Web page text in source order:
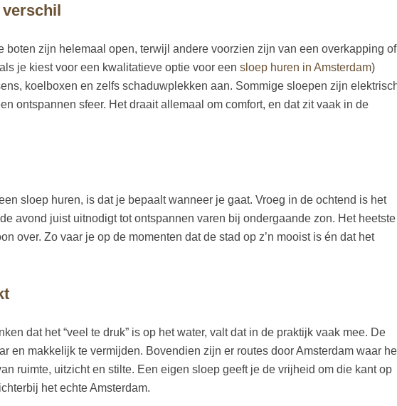
verschil
boten zijn helemaal open, terwijl andere voorzien zijn van een overkapping of
je kiest voor een kwalitatieve optie voor een sloep huren in Amsterdam)
koelboxen en zelfs schaduwplekken aan. Sommige sloepen zijn
ontspannen sfeer. Het draait allemaal om comfort, en dat zit vaak in de
sloep huren, is dat je bepaalt wanneer je gaat. Vroeg in de ochtend is het
avond juist uitnodigt tot ontspannen varen bij ondergaande zon. Het heetste
over. Zo vaar je op de momenten dat de stad op z’n mooist is én dat het
dat het “veel te druk” is op het water, valt dat in de praktijk vaak mee. De
en makkelijk te vermijden. Bovendien zijn er routes door Amsterdam waar
ruimte, uitzicht en stilte. Een eigen sloep geeft je de vrijheid om die kant op
het echte Amsterdam.